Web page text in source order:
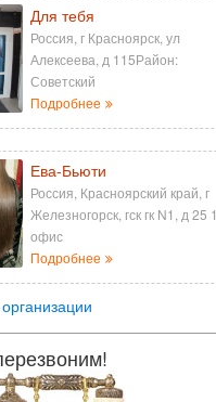
Для тебя
Россия, г Красноярск, ул
Алексеева, д 115Район:
Советский
Подробнее
Ева-Бьюти
Россия, Красноярский край, г
Железногорск, гск гк N1, д 25 1
офис
Подробнее